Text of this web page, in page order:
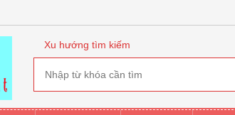
Xu hướng tìm kiếm